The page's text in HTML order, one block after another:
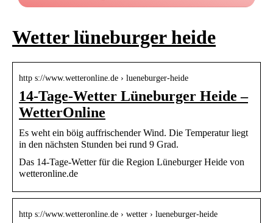
Wetter lüneburger heide
http s://www.wetteronline.de › lueneburger-heide
14-Tage-Wetter Lüneburger Heide –
WetterOnline
Es weht ein böig auffrischender Wind. Die Temperatur liegt
in den nächsten Stunden bei rund 9 Grad.
Das 14-Tage-Wetter für die Region Lüneburger Heide von
wetteronline.de
http s://www.wetteronline.de › wetter › lueneburger-heide